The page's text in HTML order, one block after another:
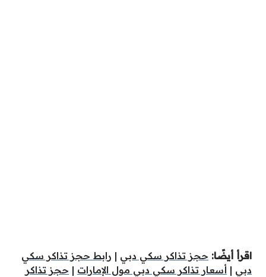
اقرأ أيضًا: حجز تذاكر سكي دبي | رابط حجز تذاكر سكي
دبي | أسعار تذاكر سكي دبي مول الإمارات | حجز تذاكر